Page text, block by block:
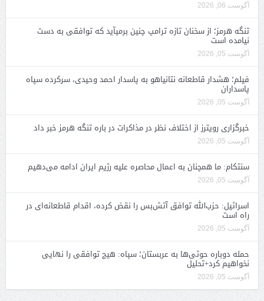
آگوست 06, 2026
تنگه هرمز؛ از سخنان تازه ترامپ چنین برمیآید که توافقی به دست
نیامده است
آگوست 05, 2026
فیلم؛ هشدار قاطعانه نتانیاهو به پاسدار احمد وحیدی، سرکرده سپاه
پاسداران
آگوست 05, 2026
خبرگزاری رویترز از اختلاف نظر در مذاکرات در باره تنگه هرمز خبر داد
آگوست 05, 2026
سنتکام: ما همچنان به اعمال محاصره علیه رژیم ایران ادامه می‌دهیم
آگوست 05, 2026
اسرائیل: حزب‌الله توافق آتش‌بس را نقض کرده، اقدام قاطعانه‌ای در
راه است
آگوست 05, 2026
حمله دوباره حوثی‌ها به عربستان؛ سپاه: هیچ توافقی را نهایی
نخواهیم کرد+تحلیل
آگوست 05, 2026